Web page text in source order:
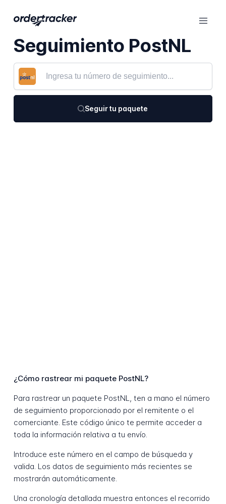
Seguimiento PostNL
Seguir tu paquete
¿Cómo rastrear mi paquete PostNL?
Para rastrear un paquete PostNL, ten a mano el número
de seguimiento proporcionado por el remitente o el
comerciante. Este código único te permite acceder a
toda la información relativa a tu envío.
Introduce este número en el campo de búsqueda y
valida. Los datos de seguimiento más recientes se
mostrarán automáticamente.
Una cronología detallada muestra entonces el recorrido